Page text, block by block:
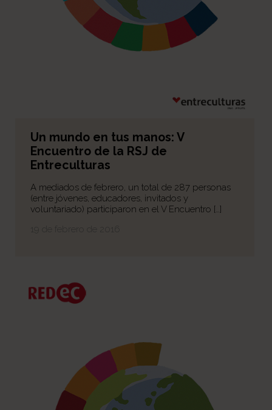
Un mundo en tus manos: V
Encuentro de la RSJ de
Entreculturas
A mediados de febrero, un total de 287 personas
(entre jóvenes, educadores, invitados y
voluntariado) participaron en el V Encuentro […]